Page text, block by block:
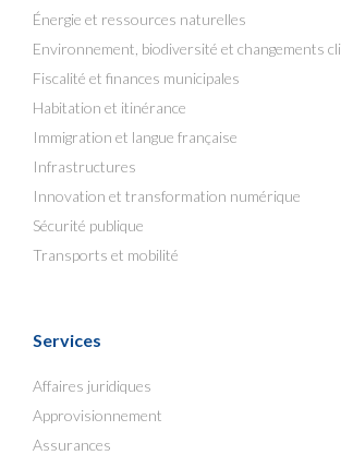
Énergie et ressources naturelles
Environnement, biodiversité et changements
Fiscalité et finances municipales
Habitation et itinérance
Immigration et langue française
Infrastructures
Innovation et transformation numérique
Sécurité publique
Transports et mobilité
Services
Affaires juridiques
Approvisionnement
Assurances